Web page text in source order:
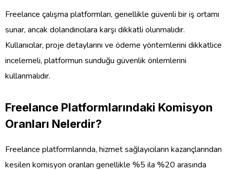
Freelance çalışma platformları, genellikle güvenli bir iş ortamı
sunar, ancak dolandırıcılara karşı dikkatli olunmalıdır.
Kullanıcılar, proje detaylarını ve ödeme yöntemlerini dikkatlice
incelemeli, platformun sunduğu güvenlik önlemlerini
kullanmalıdır.
Freelance Platformlarındaki Komisyon
Oranları Nelerdir?
Freelance platformlarında, hizmet sağlayıcıların kazançlarından
kesilen komisyon oranları genellikle %5 ila %20 arasında